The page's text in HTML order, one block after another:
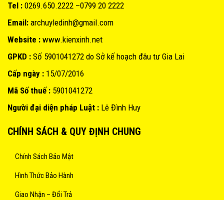
Tel : 0269.650.2222 –0799 20 2222
Email: archuyledinh@gmail.com
Website : www.kienxinh.net
GPKD : Số 5901041272 do Sở kế hoạch đâu tư Gia Lai
Cấp ngày : 15/07/2016
Mã Số thuế : 5901041272
Người đại diện pháp Luật : Lê Đình Huy
CHÍNH SÁCH & QUY ĐỊNH CHUNG
Chính Sách Bảo Mật
Hình Thức Bảo Hành
Giao Nhận – Đổi Trả